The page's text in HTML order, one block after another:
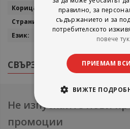
Мека
352
Английски
СВЪРЗАНИ ПРОДУКТИ
Не изпускайте нови
промоции
правилно, за
съдържанието и за
потребителското
повече тук.
ПРИЕМАМ
ВИЖТЕ